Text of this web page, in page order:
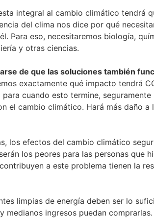
integral al cambio climático tendrá
del clima nos dice por qué
Para eso, necesitaremos biología,
y otras ciencias.
de que las soluciones también
exactamente qué impacto tendrá
cuando esto termine,
el cambio climático. Hará más daño a
los efectos del cambio climático
los peores para las personas que
a este problema tienen la
limpias de energía deben ser lo
medianos ingresos puedan